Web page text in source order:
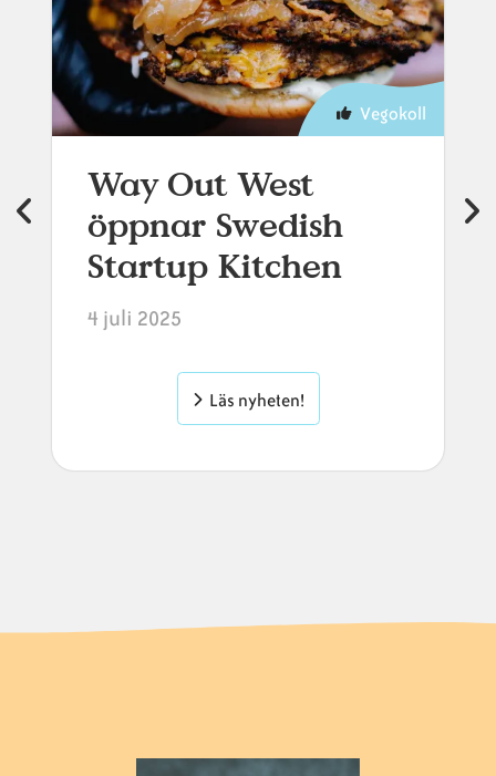
Vegokoll
Way Out West
öppnar Swedish
Startup Kitchen
4 juli 2025
Läs nyheten!